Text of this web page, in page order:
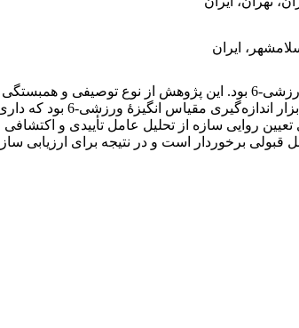
ایران
روایی سازه از تحلیل عامل تأییدی و